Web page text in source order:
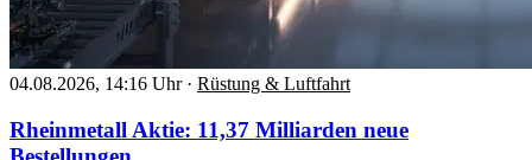
04.08.2026, 14:16 Uhr · Rüstung & Luftfahrt
Rheinmetall Aktie: 11,37 Milliarden neue